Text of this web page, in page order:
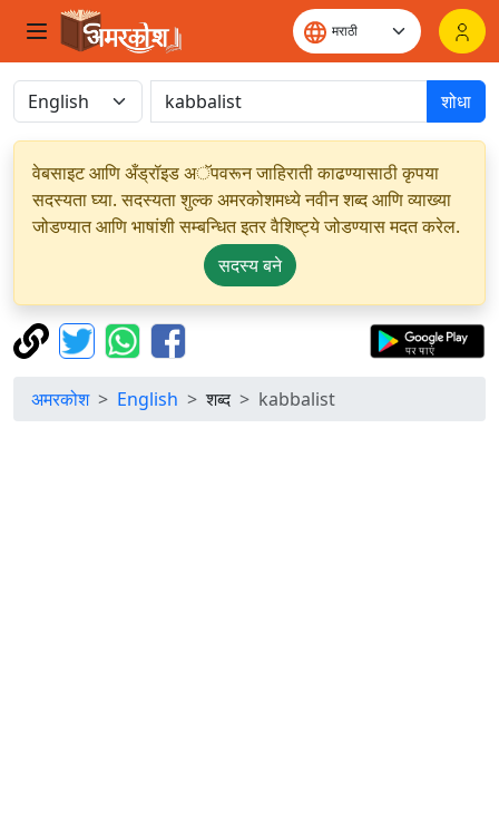
शोधा
वेबसाइट आणि अँड्रॉइड अॅपवरून जाहिराती काढण्यासाठी कृपया
सदस्यता घ्या. सदस्यता शुल्क अमरकोशमध्ये नवीन शब्द आणि व्याख्या
जोडण्यात आणि भाषांशी सम्बन्धित इतर वैशिष्ट्ये जोडण्यास मदत करेल.
सदस्य बने
अमरकोश English शब्द kabbalist